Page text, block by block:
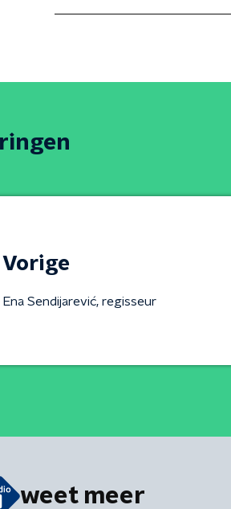
Vorige
Ena Sendijarević, regisseur
weet meer